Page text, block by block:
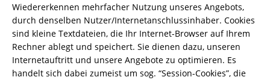
Wiedererkennen mehrfacher Nutzung unseres Angebots,
durch denselben Nutzer/Internetanschlussinhaber. Cookies
sind kleine Textdateien, die Ihr Internet-Browser auf Ihrem
Rechner ablegt und speichert. Sie dienen dazu, unseren
Internetauftritt und unsere Angebote zu optimieren. Es
handelt sich dabei zumeist um sog. “Session-Cookies”, die